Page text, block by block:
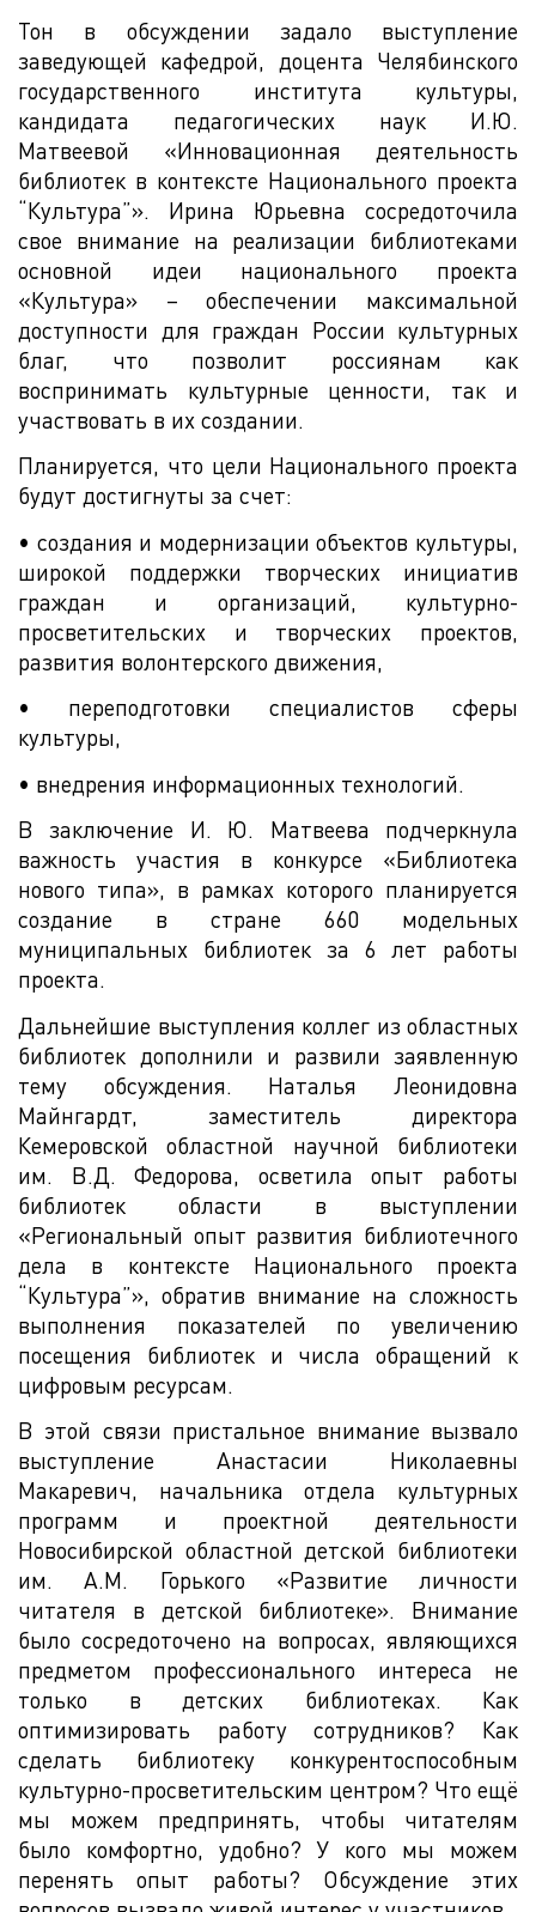
Тон в обсуждении задало выступление
заведующей кафедрой, доцента Челябинского
государственного института культуры,
кандидата педагогических наук И.Ю.
Матвеевой «Инновационная деятельность
библиотек в контексте Национального проекта
“Культура”». Ирина Юрьевна сосредоточила
свое внимание на реализации библиотеками
основной идеи национального проекта
«Культура» – обеспечении максимальной
доступности для граждан России культурных
благ, что позволит россиянам как
воспринимать культурные ценности, так и
участвовать в их создании.
Планируется, что цели Национального проекта
будут достигнуты за счет:
• создания и модернизации объектов культуры,
широкой поддержки творческих инициатив
граждан и организаций, культурно-
просветительских и творческих проектов,
развития волонтерского движения,
• переподготовки специалистов сферы
культуры,
• внедрения информационных технологий.
В заключение И. Ю. Матвеева подчеркнула
важность участия в конкурсе «Библиотека
нового типа», в рамках которого планируется
создание в стране 660 модельных
муниципальных библиотек за 6 лет работы
проекта.
Дальнейшие выступления коллег из областных
библиотек дополнили и развили заявленную
тему обсуждения. Наталья Леонидовна
Майнгардт, заместитель директора
Кемеровской областной научной библиотеки
им. В.Д. Федорова, осветила опыт работы
библиотек области в выступлении
«Региональный опыт развития библиотечного
дела в контексте Национального проекта
“Культура”», обратив внимание на сложность
выполнения показателей по увеличению
посещения библиотек и числа обращений к
цифровым ресурсам.
В этой связи пристальное внимание вызвало
выступление Анастасии Николаевны
Макаревич, начальника отдела культурных
программ и проектной деятельности
Новосибирской областной детской библиотеки
им. А.М. Горького «Развитие личности
читателя в детской библиотеке». Внимание
было сосредоточено на вопросах, являющихся
предметом профессионального интереса не
только в детских библиотеках. Как
оптимизировать работу сотрудников? Как
сделать библиотеку конкурентоспособным
культурно-просветительским центром? Что ещё
мы можем предпринять, чтобы читателям
было комфортно, удобно? У кого мы можем
перенять опыт работы? Обсуждение этих